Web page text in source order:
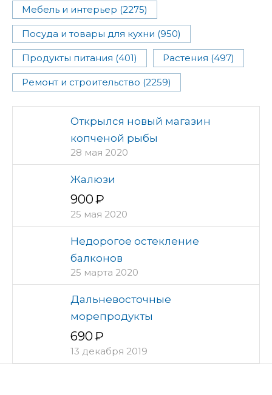
Мебель и интерьер (2275)
Посуда и товары для кухни (950)
Продукты питания (401) Растения (497)
Ремонт и строительство (2259)
Открылся новый магазин
копченой рыбы
28 мая 2020
Жалюзи
900
25 мая 2020
Недорогое остекление
балконов
25 марта 2020
Дальневосточные
морепродукты
690
13 декабря 2019